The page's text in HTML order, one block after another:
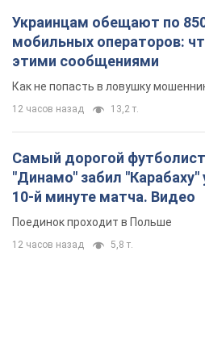
Украинцам обещают по
мобильных операторов:
этими сообщениями
Как не попасть в ловушку
12 часов назад 13,2 т.
Самый дорогой футболист
"Динамо" забил "Карабаху"
10-й минуте матча. Видео
Поединок проходит в Польше
12 часов назад 5,8 т.